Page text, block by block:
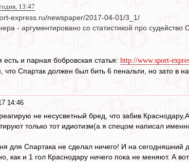
13:47
express.ru/newspaper/2017-04-01/3_1/
- аргументировано со статистикой про судейство
и парная бобровская статья: http://www.sport-
что Спартак должен был бить 6 пенальти, но зато
14:46
не несусветный бред, что забив
только тот идиотизм(а я спецом написал
для Спартака не сделал ничего! И на
как и 1 гол Краснодару ничего пока не меняют. А